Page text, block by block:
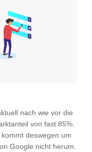
nach wie vor die
von fast 85%.
deswegen um
Google nicht herum.